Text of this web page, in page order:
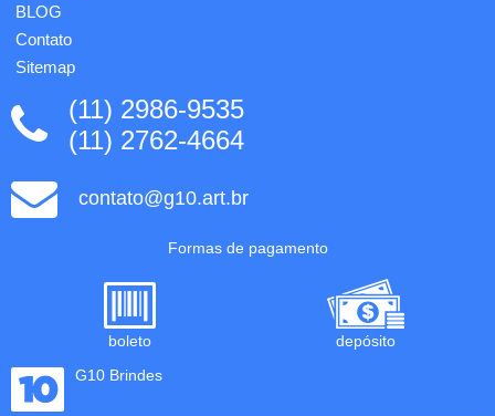
BLOG
Contato
Sitemap
(11) 2986-9535
(11) 2762-4664
contato@g10.art.br
Formas de pagamento
boleto
depósito
G10 Brindes